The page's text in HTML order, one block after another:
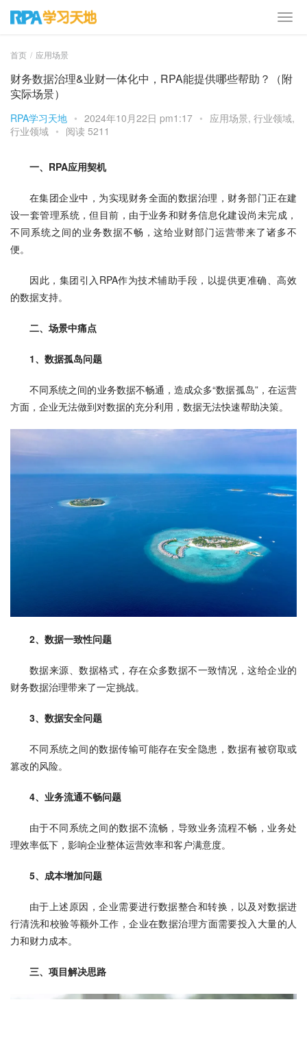
首页 应用场景
财务数据治理&业财一体化中，RPA能提供哪些帮助？（附
实际场景）
RPA学习天地 • 2024年10月22日 pm1:17 • 应用场景, 行业领域,
行业领域 • 阅读 5211
一、RPA应用契机
在集团企业中，为实现财务全面的数据治理，财务部门正在建
设一套管理系统，但目前，由于业务和财务信息化建设尚未完成，
不同系统之间的业务数据不畅，这给业财部门运营带来了诸多不
便。
因此，集团引入RPA作为技术辅助手段，以提供更准确、高效
的数据支持。
二、场景中痛点
1、数据孤岛问题
不同系统之间的业务数据不畅通，造成众多“数据孤岛”，在运营
方面，企业无法做到对数据的充分利用，数据无法快速帮助决策。
2、数据一致性问题
数据来源、数据格式，存在众多数据不一致情况，这给企业的
财务数据治理带来了一定挑战。
3、数据安全问题
不同系统之间的数据传输可能存在安全隐患，数据有被窃取或
篡改的风险。
4、业务流通不畅问题
由于不同系统之间的数据不流畅，导致业务流程不畅，业务处
理效率低下，影响企业整体运营效率和客户满意度。
5、成本增加问题
由于上述原因，企业需要进行数据整合和转换，以及对数据进
行清洗和校验等额外工作，企业在数据治理方面需要投入大量的人
力和财力成本。
三、项目解决思路